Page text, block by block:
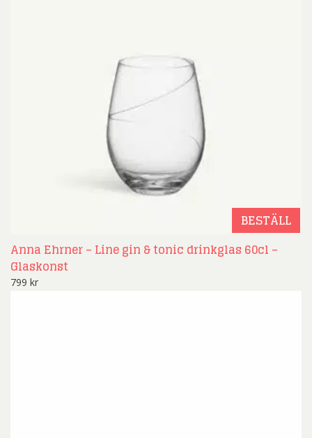
BESTÄLL
Anna Ehrner – Line gin & tonic drinkglas 60cl –
Glaskonst
799 kr